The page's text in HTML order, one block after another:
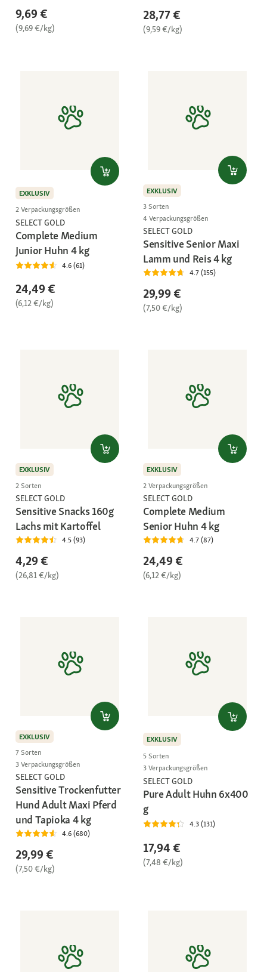
9,69 €
(9,69 €/kg)
28,77 €
(9,59 €/kg)
EXKLUSIV
2 Verpackungsgrößen
SELECT GOLD
Complete Medium
Junior Huhn 4 kg
4.6 (61)
24,49 €
(6,12 €/kg)
EXKLUSIV
3 Sorten
4 Verpackungsgrößen
SELECT GOLD
Sensitive Senior Maxi
Lamm und Reis 4 kg
4.7 (155)
29,99 €
(7,50 €/kg)
EXKLUSIV
2 Sorten
SELECT GOLD
Sensitive Snacks 160g
Lachs mit Kartoffel
4.5 (93)
4,29 €
(26,81 €/kg)
EXKLUSIV
2 Verpackungsgrößen
SELECT GOLD
Complete Medium
Senior Huhn 4 kg
4.7 (87)
24,49 €
(6,12 €/kg)
EXKLUSIV
7 Sorten
3 Verpackungsgrößen
SELECT GOLD
Sensitive Trockenfutter
Hund Adult Maxi Pferd
und Tapioka 4 kg
4.6 (680)
29,99 €
(7,50 €/kg)
EXKLUSIV
5 Sorten
3 Verpackungsgrößen
SELECT GOLD
Pure Adult Huhn 6x400
g
4.3 (131)
17,94 €
(7,48 €/kg)